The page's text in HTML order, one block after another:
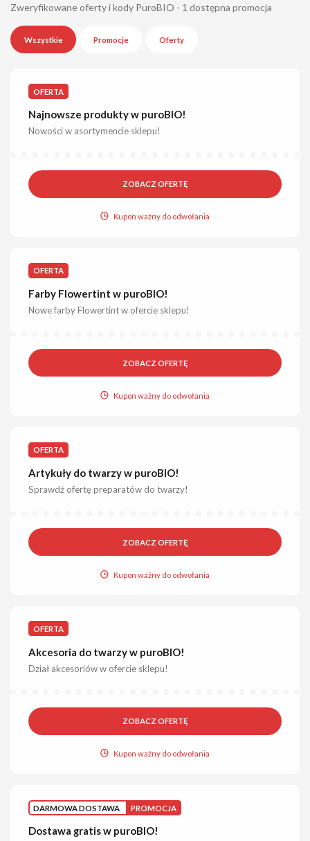
Zweryfikowane oferty i kody PuroBIO - 1 dostępna promocja
Wszystkie Promocje Oferty
OFERTA
Najnowsze produkty w puroBIO!
Nowości w asortymencie sklepu!
ZOBACZ OFERTĘ
Kupon ważny do odwołania
OFERTA
Farby Flowertint w puroBIO!
Nowe farby Flowertint w ofercie sklepu!
ZOBACZ OFERTĘ
Kupon ważny do odwołania
OFERTA
Artykuły do twarzy w puroBIO!
Sprawdź ofertę preparatów do twarzy!
ZOBACZ OFERTĘ
Kupon ważny do odwołania
OFERTA
Akcesoria do twarzy w puroBIO!
Dział akcesoriów w ofercie sklepu!
ZOBACZ OFERTĘ
Kupon ważny do odwołania
DARMOWA DOSTAWA PROMOCJA
Dostawa gratis w puroBIO!